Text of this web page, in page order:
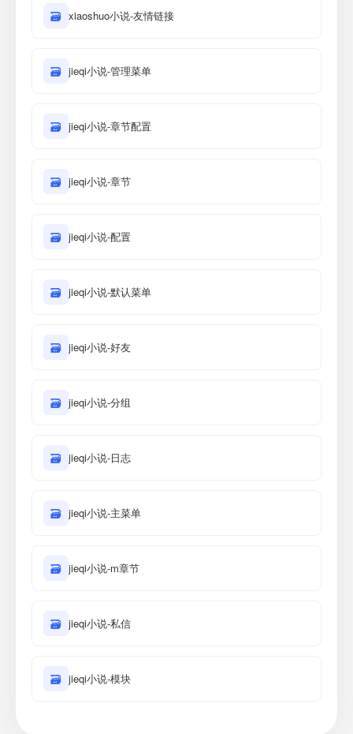
🗃 xiaoshuo小说-友情链接
🗃 jieqi小说-管理菜单
🗃 jieqi小说-章节配置
🗃 jieqi小说-章节
🗃 jieqi小说-配置
🗃 jieqi小说-默认菜单
🗃 jieqi小说-好友
🗃 jieqi小说-分组
🗃 jieqi小说-日志
🗃 jieqi小说-主菜单
🗃 jieqi小说-m章节
🗃 jieqi小说-私信
🗃 jieqi小说-模块